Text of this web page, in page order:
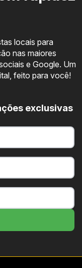
locais para
nas maiores
e Google. Um
feito para você!
exclusivas